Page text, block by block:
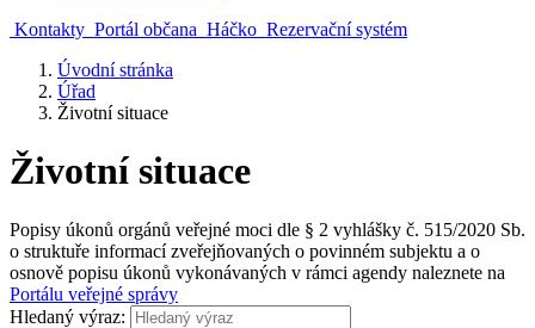
Kontakty Portál občana Háčko Rezervační systém
Úvodní stránka
Úřad
Životní situace
Životní situace
Popisy úkonů orgánů veřejné moci dle § 2 vyhlášky č. 515/2020 Sb.
o struktuře informací zveřejňovaných o povinném subjektu a o
osnově popisu úkonů vykonávaných v rámci agendy naleznete na
Portálu veřejné správy
Hledaný výraz: